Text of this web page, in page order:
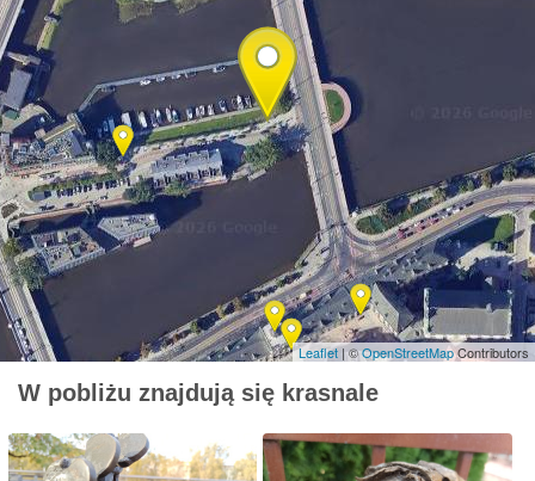
Leaflet| ©OpenStreetMapContributors
W pobliżu znajdują się krasnale